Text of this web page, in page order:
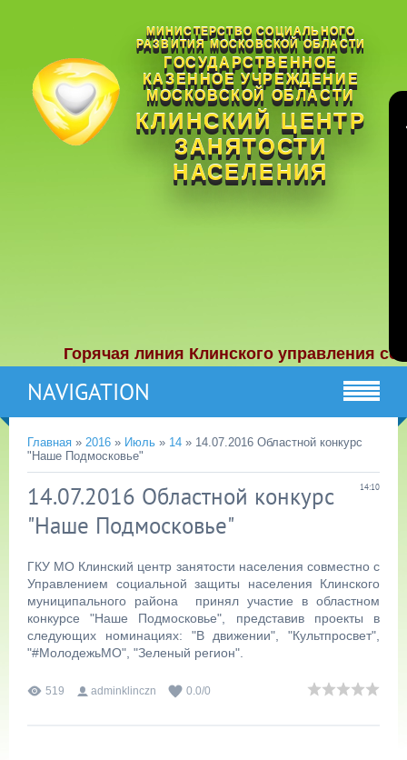
МИНИСТЕРСТВО СОЦИАЛЬНОГО
РАЗВИТИЯ МОСКОВСКОЙ ОБЛАСТИ
ГОСУДАРСТВЕННОЕ
КАЗЕННОЕ УЧРЕЖДЕНИЕ
МОСКОВСКОЙ ОБЛАСТИ
КЛИНСКИЙ ЦЕНТР
ЗАНЯТОСТИ
НАСЕЛЕНИЯ
Горячая линия Клинского управления
NAVIGATION
Главная » 2016 » Июль » 14 » 14.07.2016 Областной конкурс
"Наше Подмосковье"
14:10
14.07.2016 Областной конкурс
"Наше Подмосковье"
ГКУ МО Клинский центр занятости населения совместно с
Управлением социальной защиты населения Клинского
муниципального района принял участие в областном
конкурсе "Наше Подмосковье", представив проекты в
следующих номинациях: "В движении", "Культпросвет",
"#МолодежьМО", "Зеленый регион".
519 adminklinczn 0.0/0